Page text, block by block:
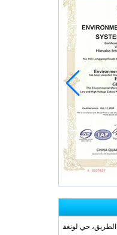
إضافة: No.168,Longgang الطريق، حي لونغق